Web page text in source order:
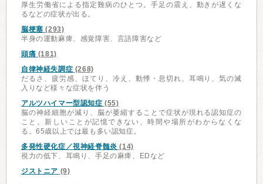
厚生労働省による指定難病のひとつ。手足の震え、動きが遅くな
るなどの症状が出る。
脳梗塞 (293)
半身の運動麻痺、感覚障害、言語障害など
頭痛 (181)
自律神経失調症 (268)
だるさ、疲労感、ほてり、冷え、動悸・息切れ、耳鳴り、気の滅
入りなど様々な症状を伴う
アルツハイマー型認知症 (55)
脳の神経細胞が減り、脳が萎縮することで症状が現れる認知症の
こと。新しいことが記憶できない、時間や場所がわからなくな
る。65歳以上では最も多い認知症。
多発性硬化症／視神経脊髄炎 (14)
視力の低下、耳鳴り、手足の麻痺、EDなど
ジストニア (9)